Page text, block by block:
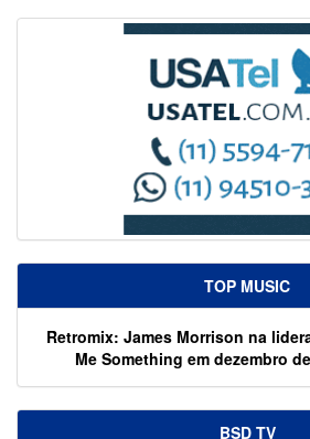
TOP MUSIC
Retromix: James Morrison na
Me Something em dezembro
BSD TV